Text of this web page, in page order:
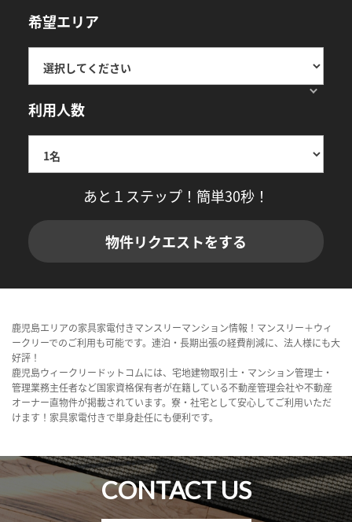
希望エリア
利用人数
あと１ステップ！簡単30秒！
物件リクエストをする
鹿児島エリアの家具家電付きマンスリーマンション情報！マンスリー＋ウィ
ークリーでのご利用も可能です。連泊・長期出張の経費削減に、法人様にも大
好評！
鹿児島ウィークリードットコムには、宅地建物取引士・マンション管理士・
管理業務主任者など国家資格保有者が在籍している不動産管理会社や不動産
オーナー直物件が掲載されています。寮・社宅として安心してご利用いただ
けます！家具家電付きで単身赴任にも便利です。
CONTACT US